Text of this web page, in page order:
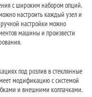
с широким набором опций.
настроить каждый узел и
настройки можно
машины и произвести
под розлив в стеклянные
модификацию с системой
и внешними колпачками.